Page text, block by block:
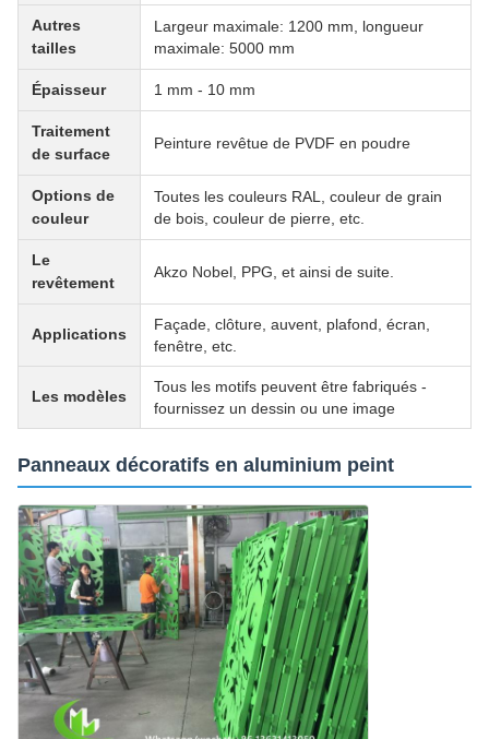
Autres
tailles
Largeur maximale: 1200 mm, longueur
maximale: 5000 mm
Épaisseur 1 mm - 10 mm
Traitement
de surface
Peinture revêtue de PVDF en poudre
Options de
couleur
Toutes les couleurs RAL, couleur de grain
de bois, couleur de pierre, etc.
Le
revêtement
Akzo Nobel, PPG, et ainsi de suite.
Applications
Façade, clôture, auvent, plafond, écran,
fenêtre, etc.
Les modèles
Tous les motifs peuvent être fabriqués -
fournissez un dessin ou une image
Panneaux décoratifs en aluminium peint